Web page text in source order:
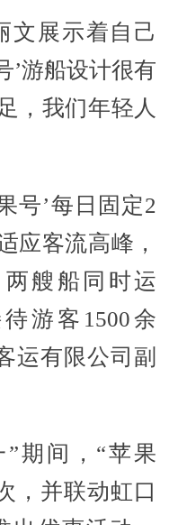
展示着自己
’游船设计很有
，我们年轻人
’每日固定2
应客流高峰，
艘船同时运
游客1500余
运有限公司副
间，“苹果
，并联动虹口